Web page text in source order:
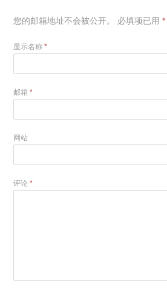
您的邮箱地址不会被公开。 必填项已用*
显示名称*
邮箱*
网站
评论*